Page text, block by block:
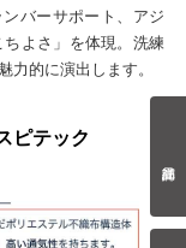
バーサポート、アジ
よさ」を体現。洗練
力的に演出します。
ピテック